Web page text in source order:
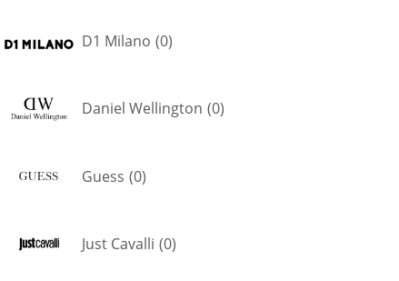
D1 Milano (0)
Daniel Wellington (0)
Guess (0)
Just Cavalli (0)